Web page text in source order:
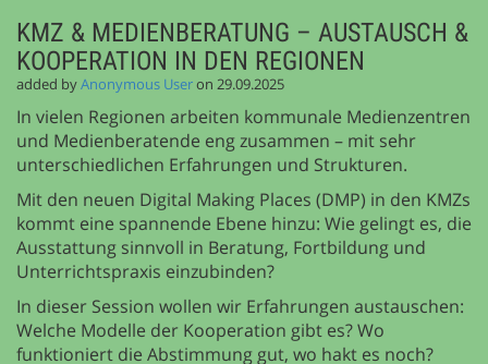
KMZ & MEDIENBERATUNG – AUSTAUSCH &
KOOPERATION IN DEN REGIONEN
added byAnonymous Useron 29.09.2025
In vielen Regionen arbeiten kommunale Medienzentren
und Medienberatende eng zusammen – mit sehr
unterschiedlichen Erfahrungen und Strukturen.
Mit den neuen Digital Making Places (DMP) in den KMZs
kommt eine spannende Ebene hinzu: Wie gelingt es, die
Ausstattung sinnvoll in Beratung, Fortbildung und
Unterrichtspraxis einzubinden?
In dieser Session wollen wir Erfahrungen austauschen:
Welche Modelle der Kooperation gibt es? Wo
funktioniert die Abstimmung gut, wo hakt es noch?